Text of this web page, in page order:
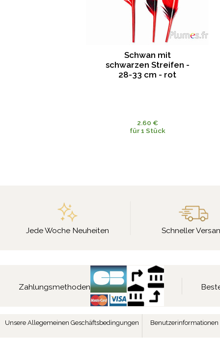
Schwan mit
schwarzen Streifen -
28-33 cm - rot
2.60 €
für 1 Stück
Jede Woche Neuheiten Schneller
Zahlungsmethoden
Unsere Allegemeinen Geschäftsbedingungen Benutzerinformationen